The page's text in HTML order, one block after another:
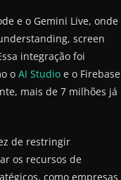
e o Gemini Live, onde
screen
integração foi
o AI Studio e o Firebase
mais de 7 milhões já
de restringir
os recursos de
como empresas